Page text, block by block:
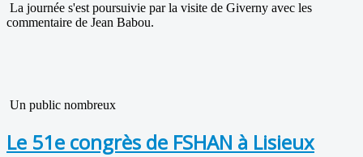
La journée s'est poursuivie par la visite de Giverny avec les
commentaire de Jean Babou.
Un public nombreux
Le 51e congrès de FSHAN à Lisieux